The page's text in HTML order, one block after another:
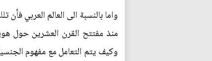
واما بالنسبة الى العالم العربي
منذ مفتتح القرن العشرين حول
وكيف يتم التعامل مع مفهوم